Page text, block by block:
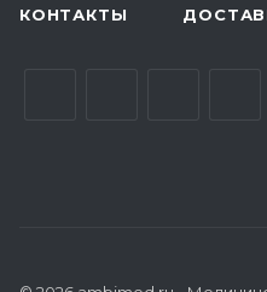
КОНТАКТЫ